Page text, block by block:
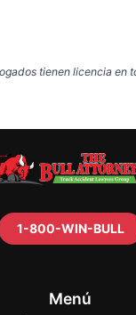
tienen licencia en
1-800-WIN-BULL
Menú